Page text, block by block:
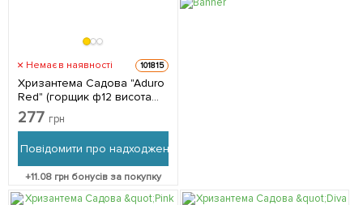
Немає в наявності 101815
Хризантема Садова "Aduro
Red" (горщик ф12 висота
20-30см) 1 саджанець в
упаковці
277 грн
Повідомити про надходження
+11.08 грн бонусів за покупку